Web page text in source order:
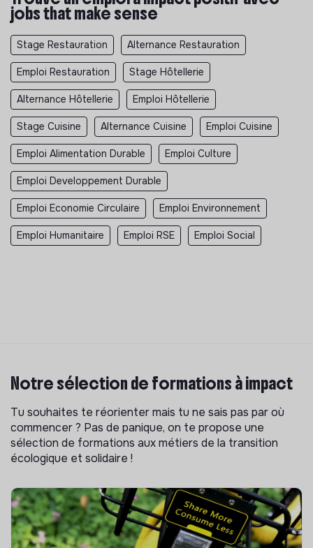
jobs that make sense
Stage Restauration Alternance Restauration
Emploi Restauration Stage Hôtellerie
Alternance Hôtellerie Emploi Hôtellerie
Stage Cuisine Alternance Cuisine Emploi Cuisine
Emploi Alimentation Durable Emploi Culture
Emploi Developpement Durable
Emploi Economie Circulaire Emploi Environnement
Emploi Humanitaire Emploi RSE Emploi Social
Notre sélection de formations à impact
Tu souhaites te réorienter mais tu ne sais pas par où
commencer ? Pas de panique, on te propose une
sélection de formations aux métiers de la transition
écologique et solidaire !